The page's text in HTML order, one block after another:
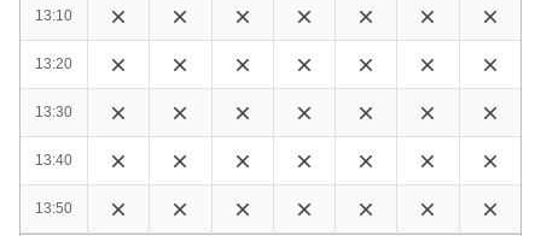
13:10
13:20
13:30
13:40
13:50